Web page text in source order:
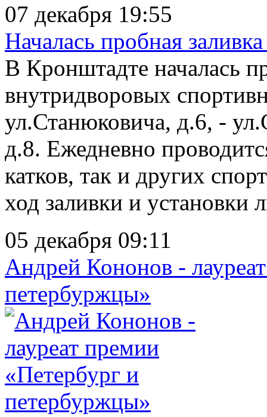
07 декабря 19:55
Началась пробная
В Кронштадте началась
внутридворовых
ул.Станюковича, д.6, -
д.8. Ежедневно
катков, так и других
ход заливки и установки
05 декабря 09:11
Андрей Кононов -
петербуржцы»